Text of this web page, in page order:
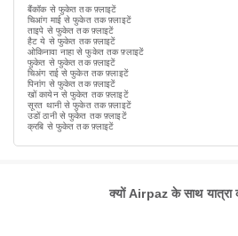
बैंकॉक से फुकेत तक फ़्लाइटें
चिआंग माई से फुकेत तक फ़्लाइटें
ताइपे से फुकेत तक फ़्लाइटें
हैट ये से फुकेत तक फ़्लाइटें
ओकिनावा नाहा से फुकेत तक फ़्लाइटें
फुकेत से फुकेत तक फ़्लाइटें
चिअंग राई से फुकेत तक फ़्लाइटें
पिनांग से फुकेत तक फ़्लाइटें
खों कायेन से फुकेत तक फ़्लाइटें
सूरत थानी से फुकेत तक फ़्लाइटें
उडों ठानी से फुकेत तक फ़्लाइटें
क्रबि से फुकेत तक फ़्लाइटें
क्यों Airpaz के साथ यात्रा